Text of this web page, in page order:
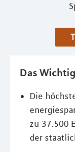
Das
Die
zu 37.500
der